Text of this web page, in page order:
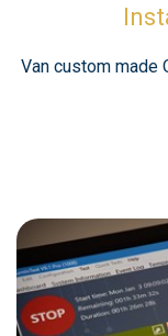
Van custom